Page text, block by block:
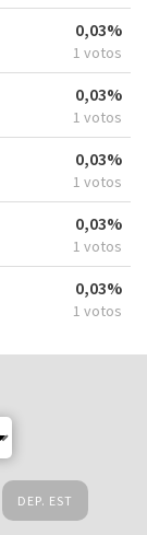
0,03%
1 votos
0,03%
1 votos
0,03%
1 votos
0,03%
1 votos
0,03%
1 votos
DEP. EST